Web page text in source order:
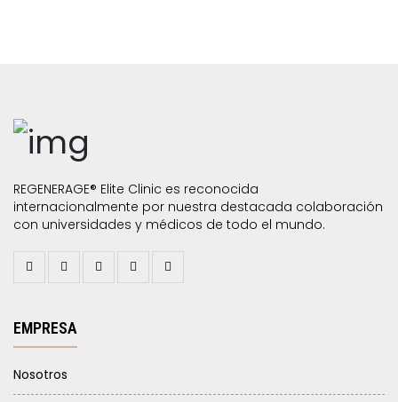
REGENERAGE® Elite Clinic es reconocida
internacionalmente por nuestra destacada colaboración
con universidades y médicos de todo el mundo.
EMPRESA
Nosotros